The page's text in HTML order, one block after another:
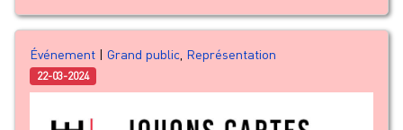
Événement | Grand public Représentation
22-03-2024